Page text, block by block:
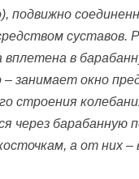
подвижно
суставов.
в
– занимает окно
строения
через барабанную
а от них –